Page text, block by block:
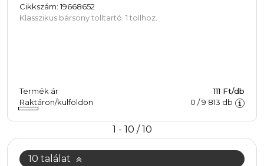
10 találat
Cikkszám: 19668652
Klasszikus bársony tolltartó. 1 tollhoz.
Termék ár
111 Ft/db
Raktáron/külföldön
0 /9 813 db
1 - 10 / 10